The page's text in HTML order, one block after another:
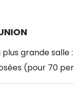
grande salle
(pour 70